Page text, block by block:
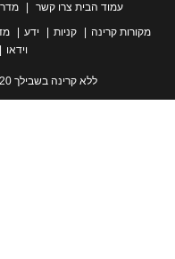
עמוד הבית צרו קשר מדריכים
קרינה
קניות ידע מדידת קרינה
שאלות
ללא קרינה בשבילך 2020 - OceanWP Theme by Nick